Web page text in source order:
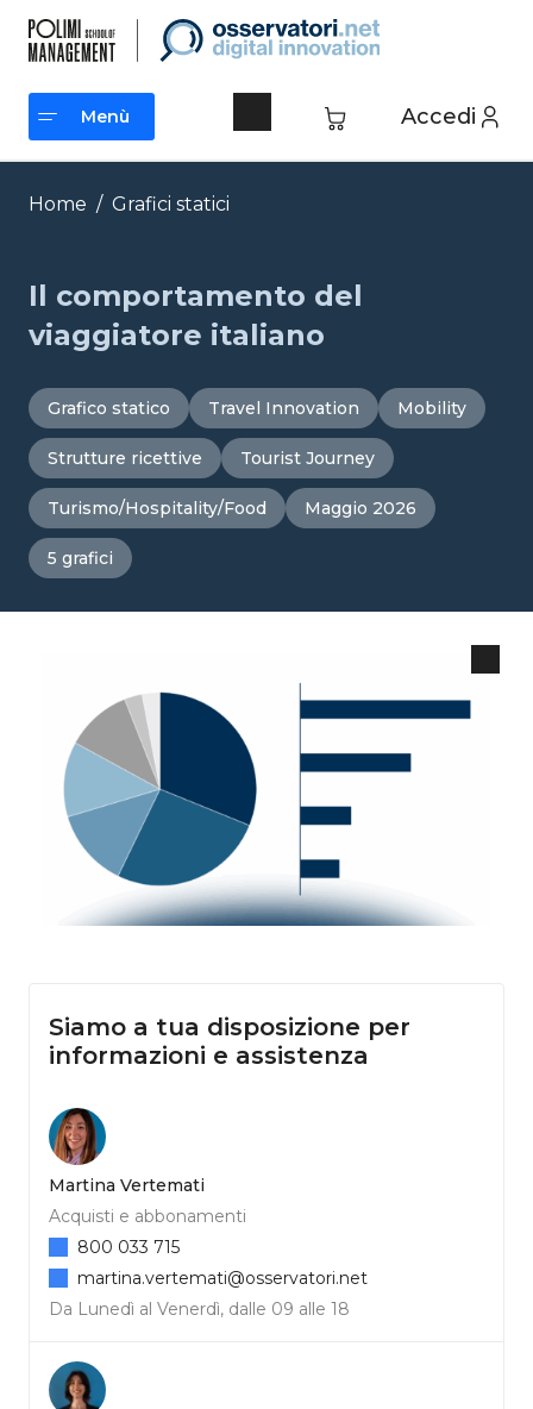
contenuto
Accedi
Menù
Menù
Home / Grafici statici
Il comportamento del
viaggiatore italiano
Grafico statico Travel Innovation Mobility
Strutture ricettive Tourist Journey
Turismo/Hospitality/Food Maggio 2026
5 grafici
Siamo a tua disposizione per
informazioni e assistenza
Martina Vertemati
Acquisti e abbonamenti
Da Lunedì al Venerdì, dalle 09 alle 18
800 033 715
martina.vertemati@osservatori.net